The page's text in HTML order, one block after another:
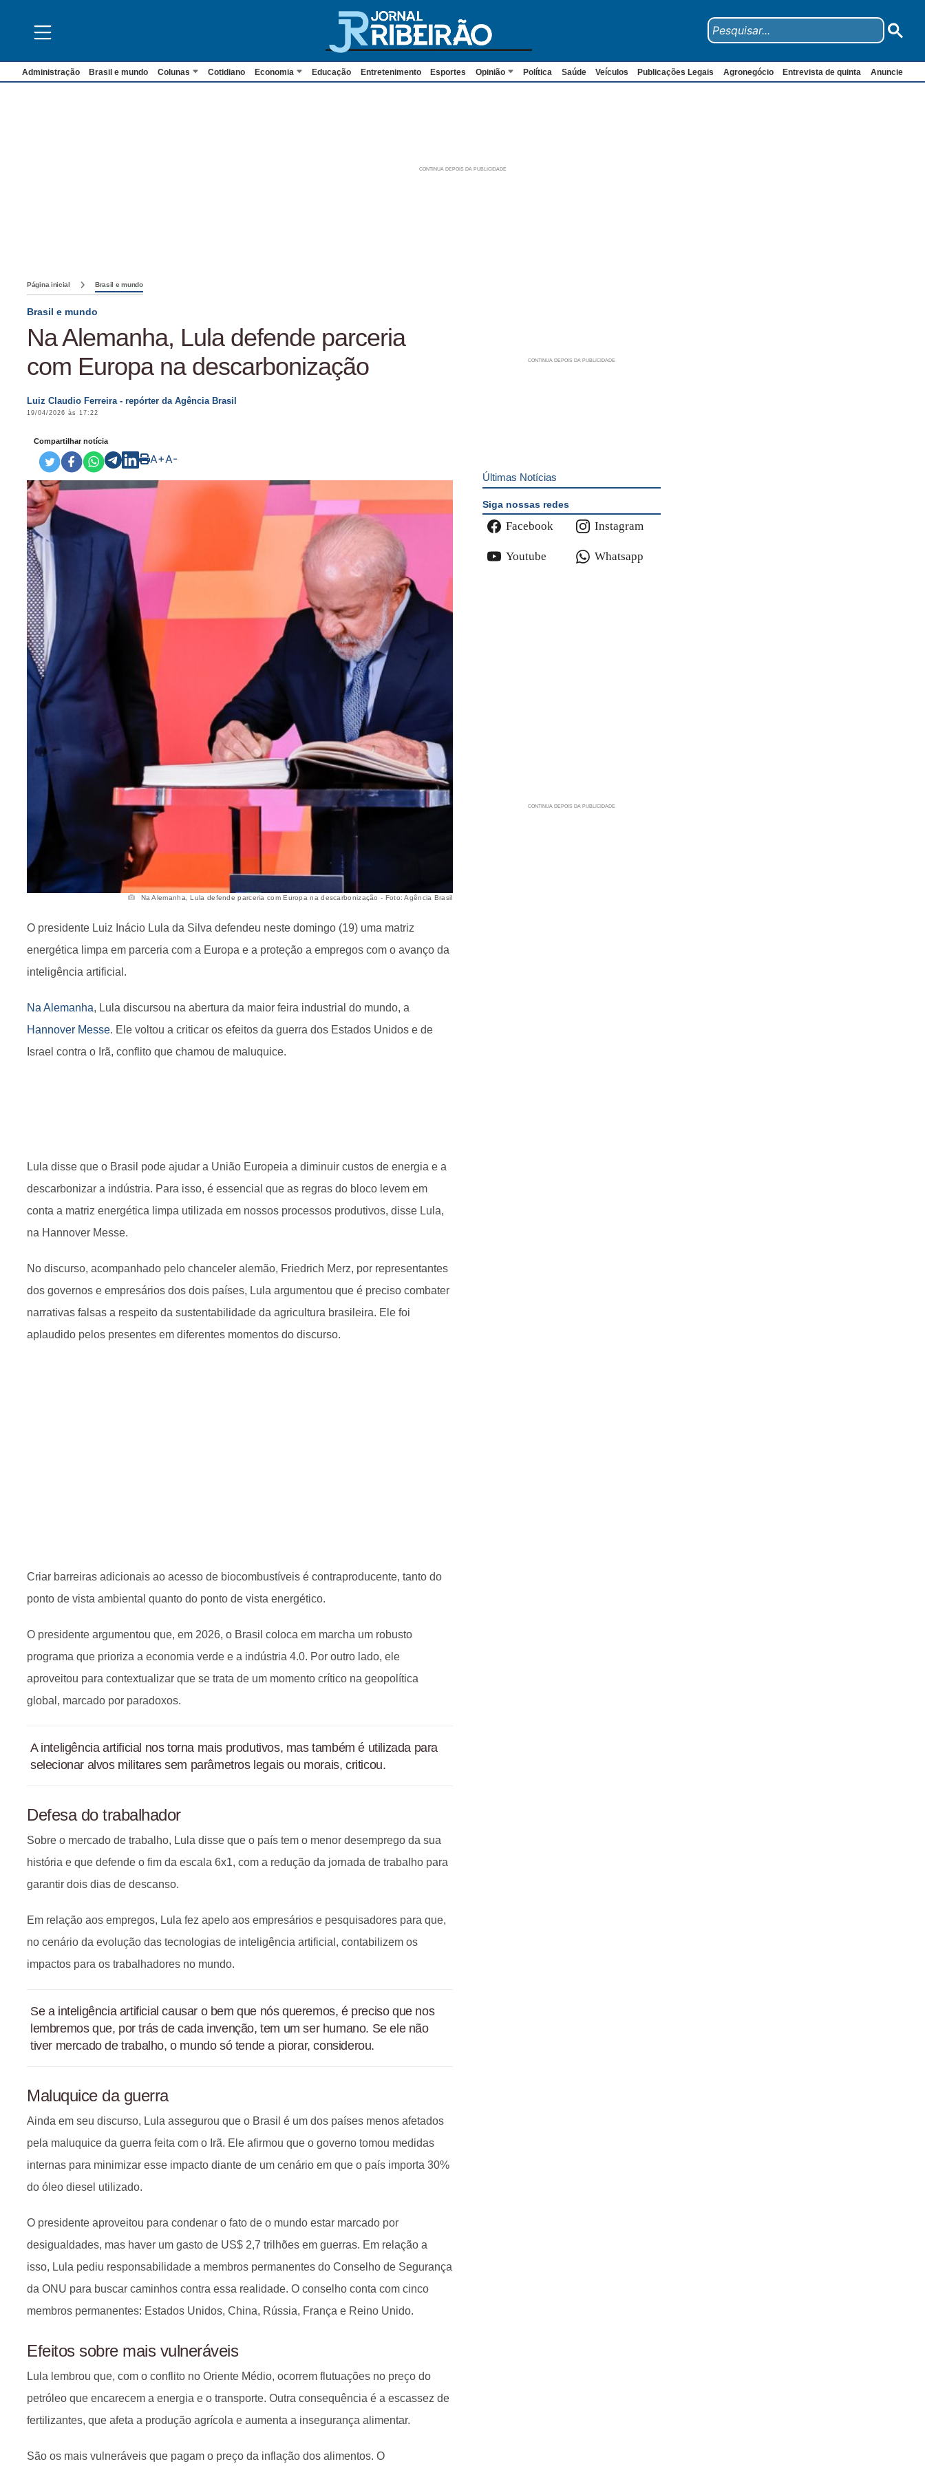
Administração Brasil e mundo Colunas Cotidiano Economia Educação Entretenimento Esportes Opinião Política Saúde Veículos Publicações Legais Agronegócio Entrevista de quinta Anuncie
Página inicial Brasil e mundo
Brasil e mundo
Na Alemanha, Lula defende parceria
com Europa na descarbonização
Luiz Claudio Ferreira - repórter da Agência Brasil
19/04/2026 às 17:22
Compartilhar notícia
A+A-
Na Alemanha, Lula defende parceria com Europa na descarbonização - Foto: Agência Brasil
O presidente Luiz Inácio Lula da Silva defendeu neste domingo (19) uma matriz
energética limpa em parceria com a Europa e a proteção a empregos com o avanço da
inteligência artificial.
Na Alemanha, Lula discursou na abertura da maior feira industrial do mundo, a
Hannover Messe. Ele voltou a criticar os efeitos da guerra dos Estados Unidos e de
Israel contra o Irã, conflito que chamou de maluquice.
Lula disse que o Brasil pode ajudar a União Europeia a diminuir custos de energia e a
descarbonizar a indústria. Para isso, é essencial que as regras do bloco levem em
conta a matriz energética limpa utilizada em nossos processos produtivos, disse Lula,
na Hannover Messe.
No discurso, acompanhado pelo chanceler alemão, Friedrich Merz, por representantes
dos governos e empresários dos dois países, Lula argumentou que é preciso combater
narrativas falsas a respeito da sustentabilidade da agricultura brasileira. Ele foi
aplaudido pelos presentes em diferentes momentos do discurso.
Criar barreiras adicionais ao acesso de biocombustíveis é contraproducente, tanto do
ponto de vista ambiental quanto do ponto de vista energético.
O presidente argumentou que, em 2026, o Brasil coloca em marcha um robusto
programa que prioriza a economia verde e a indústria 4.0. Por outro lado, ele
aproveitou para contextualizar que se trata de um momento crítico na geopolítica
global, marcado por paradoxos.
A inteligência artificial nos torna mais produtivos, mas também é utilizada para
selecionar alvos militares sem parâmetros legais ou morais, criticou.
Defesa do trabalhador
Sobre o mercado de trabalho, Lula disse que o país tem o menor desemprego da sua
história e que defende o fim da escala 6x1, com a redução da jornada de trabalho para
garantir dois dias de descanso.
Em relação aos empregos, Lula fez apelo aos empresários e pesquisadores para que,
no cenário da evolução das tecnologias de inteligência artificial, contabilizem os
impactos para os trabalhadores no mundo.
Se a inteligência artificial causar o bem que nós queremos, é preciso que nos
lembremos que, por trás de cada invenção, tem um ser humano. Se ele não
tiver mercado de trabalho, o mundo só tende a piorar, considerou.
Maluquice da guerra
Ainda em seu discurso, Lula assegurou que o Brasil é um dos países menos afetados
pela maluquice da guerra feita com o Irã. Ele afirmou que o governo tomou medidas
internas para minimizar esse impacto diante de um cenário em que o país importa 30%
do óleo diesel utilizado.
O presidente aproveitou para condenar o fato de o mundo estar marcado por
desigualdades, mas haver um gasto de US$ 2,7 trilhões em guerras. Em relação a
isso, Lula pediu responsabilidade a membros permanentes do Conselho de Segurança
da ONU para buscar caminhos contra essa realidade. O conselho conta com cinco
membros permanentes: Estados Unidos, China, Rússia, França e Reino Unido.
Efeitos sobre mais vulneráveis
Lula lembrou que, com o conflito no Oriente Médio, ocorrem flutuações no preço do
petróleo que encarecem a energia e o transporte. Outra consequência é a escassez de
fertilizantes, que afeta a produção agrícola e aumenta a insegurança alimentar.
São os mais vulneráveis que pagam o preço da inflação dos alimentos. O
Últimas Notícias
Siga nossas redes
Facebook Instagram
Youtube Whatsapp